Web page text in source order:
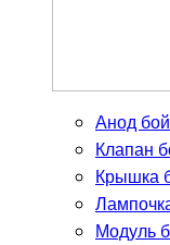
Анод
Клапан
Крышка
Модуль